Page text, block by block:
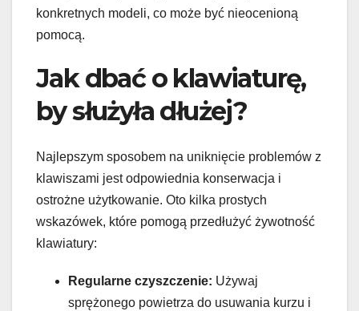
konkretnych modeli, co może być nieocenioną
pomocą.
Jak dbać o klawiaturę,
by służyła dłużej?
Najlepszym sposobem na uniknięcie problemów z
klawiszami jest odpowiednia konserwacja i
ostrożne użytkowanie. Oto kilka prostych
wskazówek, które pomogą przedłużyć żywotność
klawiatury:
Regularne czyszczenie: Używaj
sprężonego powietrza do usuwania kurzu i